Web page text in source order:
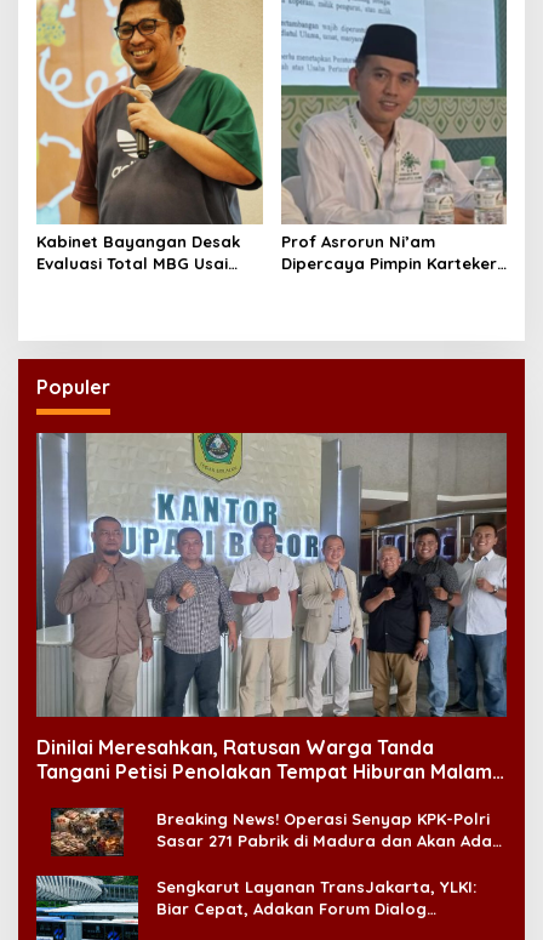
Kabinet Bayangan Desak
Evaluasi Total MBG Usai
Prof Asrorun Ni’am
Dipercaya Pimpin Karteker
Populer
Dinilai Meresahkan, Ratusan Warga Tanda
Tangani Petisi Penolakan Tempat Hiburan Malam
Breaking News! Operasi Senyap KPK-Polri
Sasar 271 Pabrik di Madura dan Akan Ada
Sengkarut Layanan TransJakarta, YLKI:
Biar Cepat, Adakan Forum Dialog